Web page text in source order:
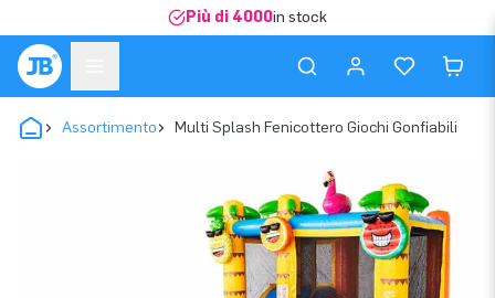
Più di 4000in stock
Assortimento Multi Splash Fenicottero Giochi Gonfiabili